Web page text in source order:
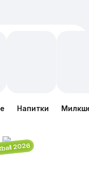
Напитки
2026